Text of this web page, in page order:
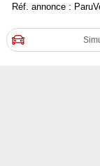
Réf. annonce :